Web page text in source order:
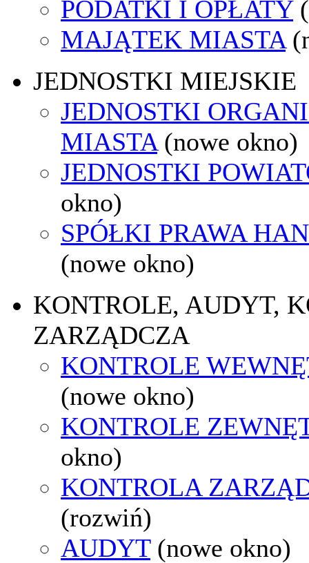
PODATKI I OPŁATY
MAJĄTEK MIASTA
JEDNOSTKI MIEJSKIE
JEDNOSTKI
MIASTA (nowe okno)
JEDNOSTKI
okno)
SPÓŁKI PRAWA
(nowe okno)
KONTROLE, AUDYT,
ZARZĄDCZA
KONTROLE
(nowe okno)
KONTROLE
okno)
KONTROLA
(rozwiń)
AUDYT (nowe okno)